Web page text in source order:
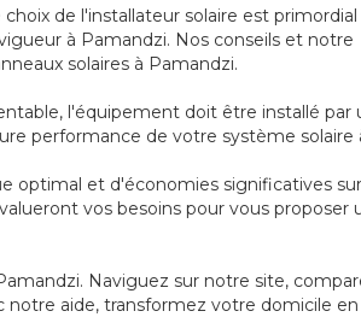
de l'installateur solaire est
à Pamandzi. Nos conseils et notre
solaires à Pamandzi.
l'équipement doit être installé par
performance de votre système solaire
optimal et d'économies significatives
vos besoins pour vous proposer
Naviguez sur notre site,
notre aide, transformez votre domicile